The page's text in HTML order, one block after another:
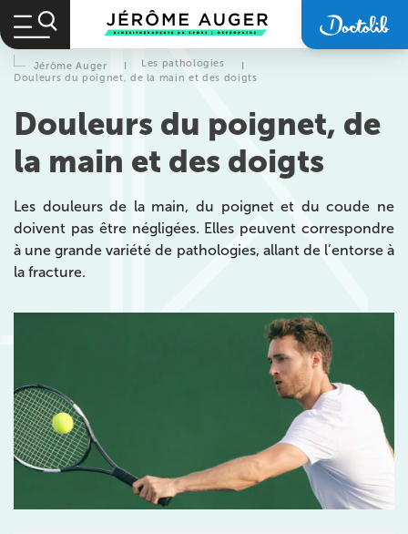
Jérôme Auger I Les pathologies
I
Douleurs du poignet, de la main et des doigts
Douleurs du poignet, de
la main et des doigts
Les douleurs de la main, du poignet et du coude ne
doivent pas être négligées. Elles peuvent correspondre
à une grande variété de pathologies, allant de l’entorse à
la fracture.